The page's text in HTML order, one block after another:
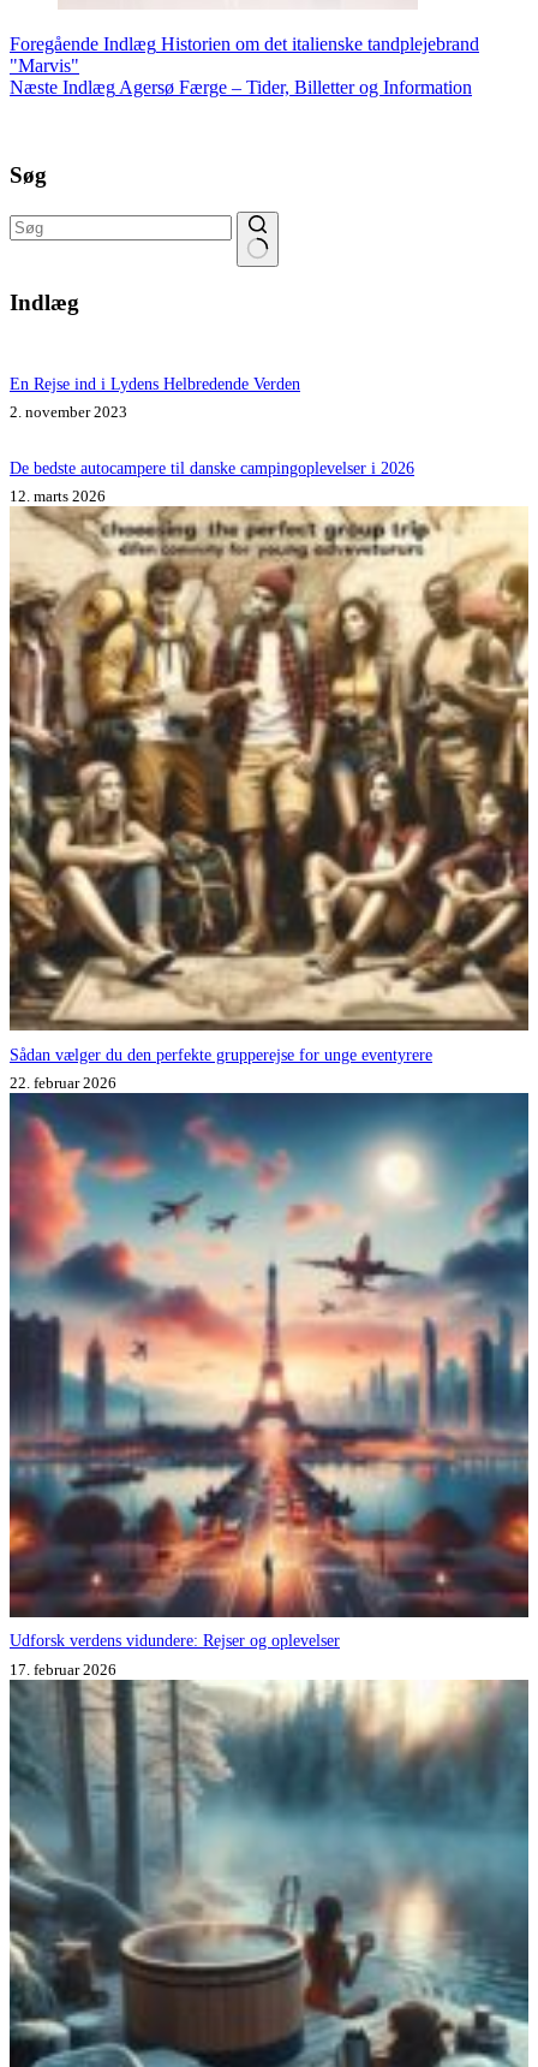
Foregående Indlæg Historien om det italienske tandplejebrand
"Marvis"
Næste Indlæg Agersø Færge – Tider, Billetter og Information
Søg
resultater
Indlæg
En Rejse ind i Lydens Helbredende Verden
2. november 2023
De bedste autocampere til danske campingoplevelser i 2026
12. marts 2026
Sådan vælger du den perfekte grupperejse for unge eventyrere
22. februar 2026
Udforsk verdens vidundere: Rejser og oplevelser
17. februar 2026